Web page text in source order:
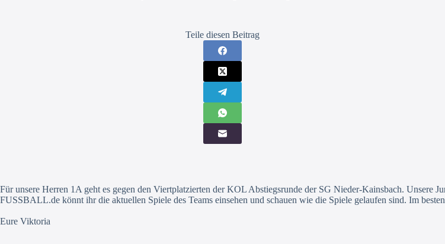
Teile diesen Beitrag
Für unsere Herren 1A geht es gegen den Viertplatzierten der KOL Abstiegsrunde der SG Nieder-Kainsbach. Unsere
FUSSBALL.de könnt ihr die aktuellen Spiele des Teams einsehen und schauen wie die Spiele gelaufen sind. Im
Eure Viktoria